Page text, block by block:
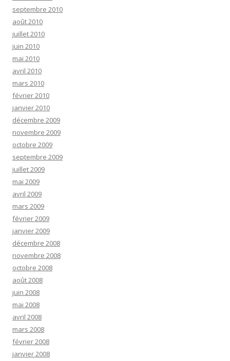
septembre 2010
août 2010
juillet 2010
juin 2010
mai 2010
avril 2010
mars 2010
février 2010
janvier 2010
décembre 2009
novembre 2009
octobre 2009
septembre 2009
juillet 2009
mai 2009
avril 2009
mars 2009
février 2009
janvier 2009
décembre 2008
novembre 2008
octobre 2008
août 2008
juin 2008
mai 2008
avril 2008
mars 2008
février 2008
janvier 2008